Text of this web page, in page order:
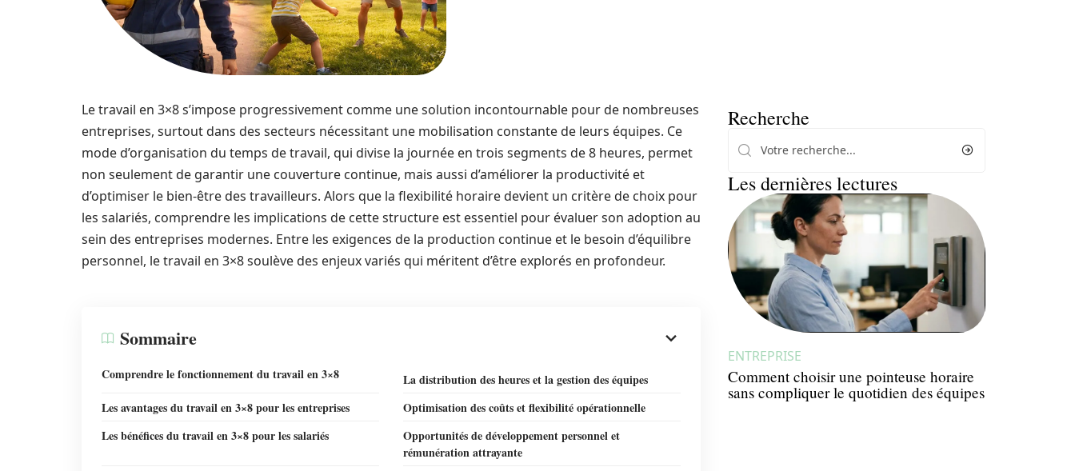
Le travail en 3×8 s’impose progressivement comme une solution incontournable pour de nombreuses
entreprises, surtout dans des secteurs nécessitant une mobilisation constante de leurs équipes. Ce
mode d’organisation du temps de travail, qui divise la journée en trois segments de 8 heures, permet
non seulement de garantir une couverture continue, mais aussi d’améliorer la productivité et
d’optimiser le bien-être des travailleurs. Alors que la flexibilité horaire devient un critère de choix pour
les salariés, comprendre les implications de cette structure est essentiel pour évaluer son adoption au
sein des entreprises modernes. Entre les exigences de la production continue et le besoin d’équilibre
personnel, le travail en 3×8 soulève des enjeux variés qui méritent d’être explorés en profondeur.
Sommaire
Comprendre le fonctionnement du travail en 3×8
La distribution des heures et la gestion des équipes
Les avantages du travail en 3×8 pour les entreprises
Optimisation des coûts et flexibilité opérationnelle
Les bénéfices du travail en 3×8 pour les salariés
Opportunités de développement personnel et
rémunération attrayante
Recherche
Les dernières lectures
ENTREPRISE
Comment choisir une pointeuse horaire
sans compliquer le quotidien des équipes